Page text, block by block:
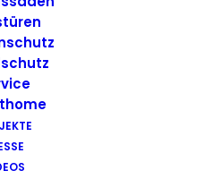
Job mit
ganz einfach